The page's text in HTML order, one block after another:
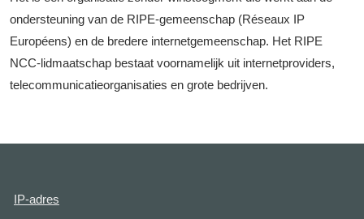
ondersteuning van de RIPE-gemeenschap (Réseaux IP
Européens) en de bredere internetgemeenschap. Het RIPE
NCC-lidmaatschap bestaat voornamelijk uit internetproviders,
telecommunicatieorganisaties en grote bedrijven.
IP-adres